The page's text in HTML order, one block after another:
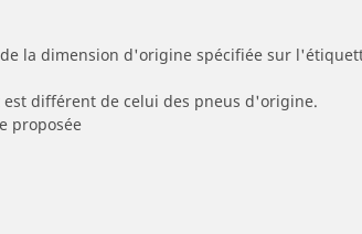
la dimension d'origine spécifiée sur
différent de celui des pneus d'origine.
proposée